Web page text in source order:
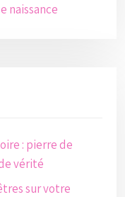
naissance
: pierre de
vérité
sur votre